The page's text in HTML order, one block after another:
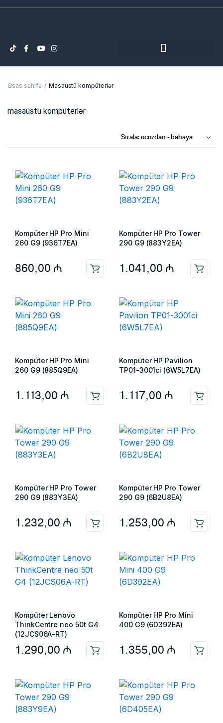
Əsas səhifə Masaüstü kompüterlər
masaüstü kompüterlər
Kompüter HP Pro Mini
260 G9 (936T7EA)
860,00 ₼
Kompüter HP Pro Tower
290 G9 (883Y2EA)
1.041,00 ₼
Kompüter HP Pro Mini
260 G9 (885Q9EA)
1.113,00 ₼
Kompüter HP Pavilion
TP01-3001ci (6W5L7EA)
1.117,00 ₼
Kompüter HP Pro Tower
290 G9 (883Y3EA)
1.232,00 ₼
Kompüter HP Pro Tower
290 G9 (6B2U8EA)
1.253,00 ₼
Kompüter Lenovo
ThinkCentre neo 50t G4
(12JCS06A-RT)
1.290,00 ₼
Kompüter HP Pro Mini
400 G9 (6D392EA)
1.355,00 ₼